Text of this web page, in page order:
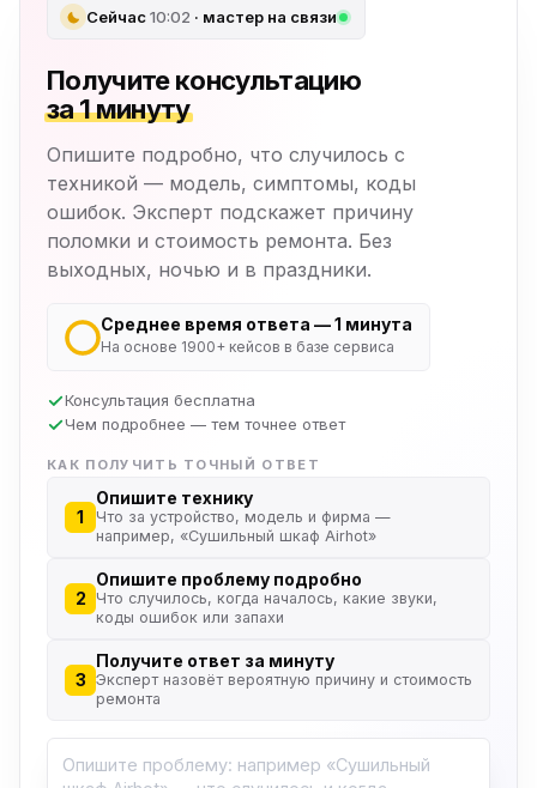
Сейчас10:02 · мастер на связи
Получите консультацию
за 1 минуту
Опишите подробно, что случилось с
техникой — модель, симптомы, коды
ошибок. Эксперт подскажет причину
поломки и стоимость ремонта. Без
выходных, ночью и в праздники.
Среднее время ответа — 1 минута
На основе 1900+ кейсов в базе сервиса
Консультация бесплатна
Чем подробнее — тем точнее ответ
КАК ПОЛУЧИТЬ ТОЧНЫЙ ОТВЕТ
1
Опишите технику
Что за устройство, модель и фирма —
например, «Сушильный шкаф Airhot»
2
Опишите проблему подробно
Что случилось, когда началось, какие звуки,
коды ошибок или запахи
3
Получите ответ за минуту
Эксперт назовёт вероятную причину и стоимость
ремонта